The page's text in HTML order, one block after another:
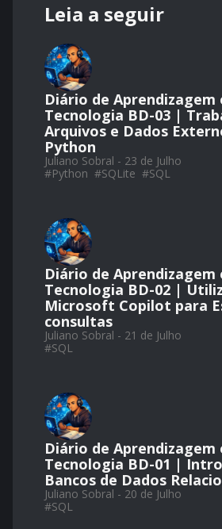
Leia a seguir
Diário de Aprendizagem
Tecnologia BD-03 |
Arquivos e Dados
Python
Juliano Sobral - 23 de Julho
#Python #SQLite #SQL
Diário de Aprendizagem
Tecnologia BD-02 |
Microsoft Copilot para
consultas
Juliano Sobral - 21 de Julho
#SQL
Diário de Aprendizagem
Tecnologia BD-01 |
Bancos de Dados
Juliano Sobral - 20 de Julho
#SQL